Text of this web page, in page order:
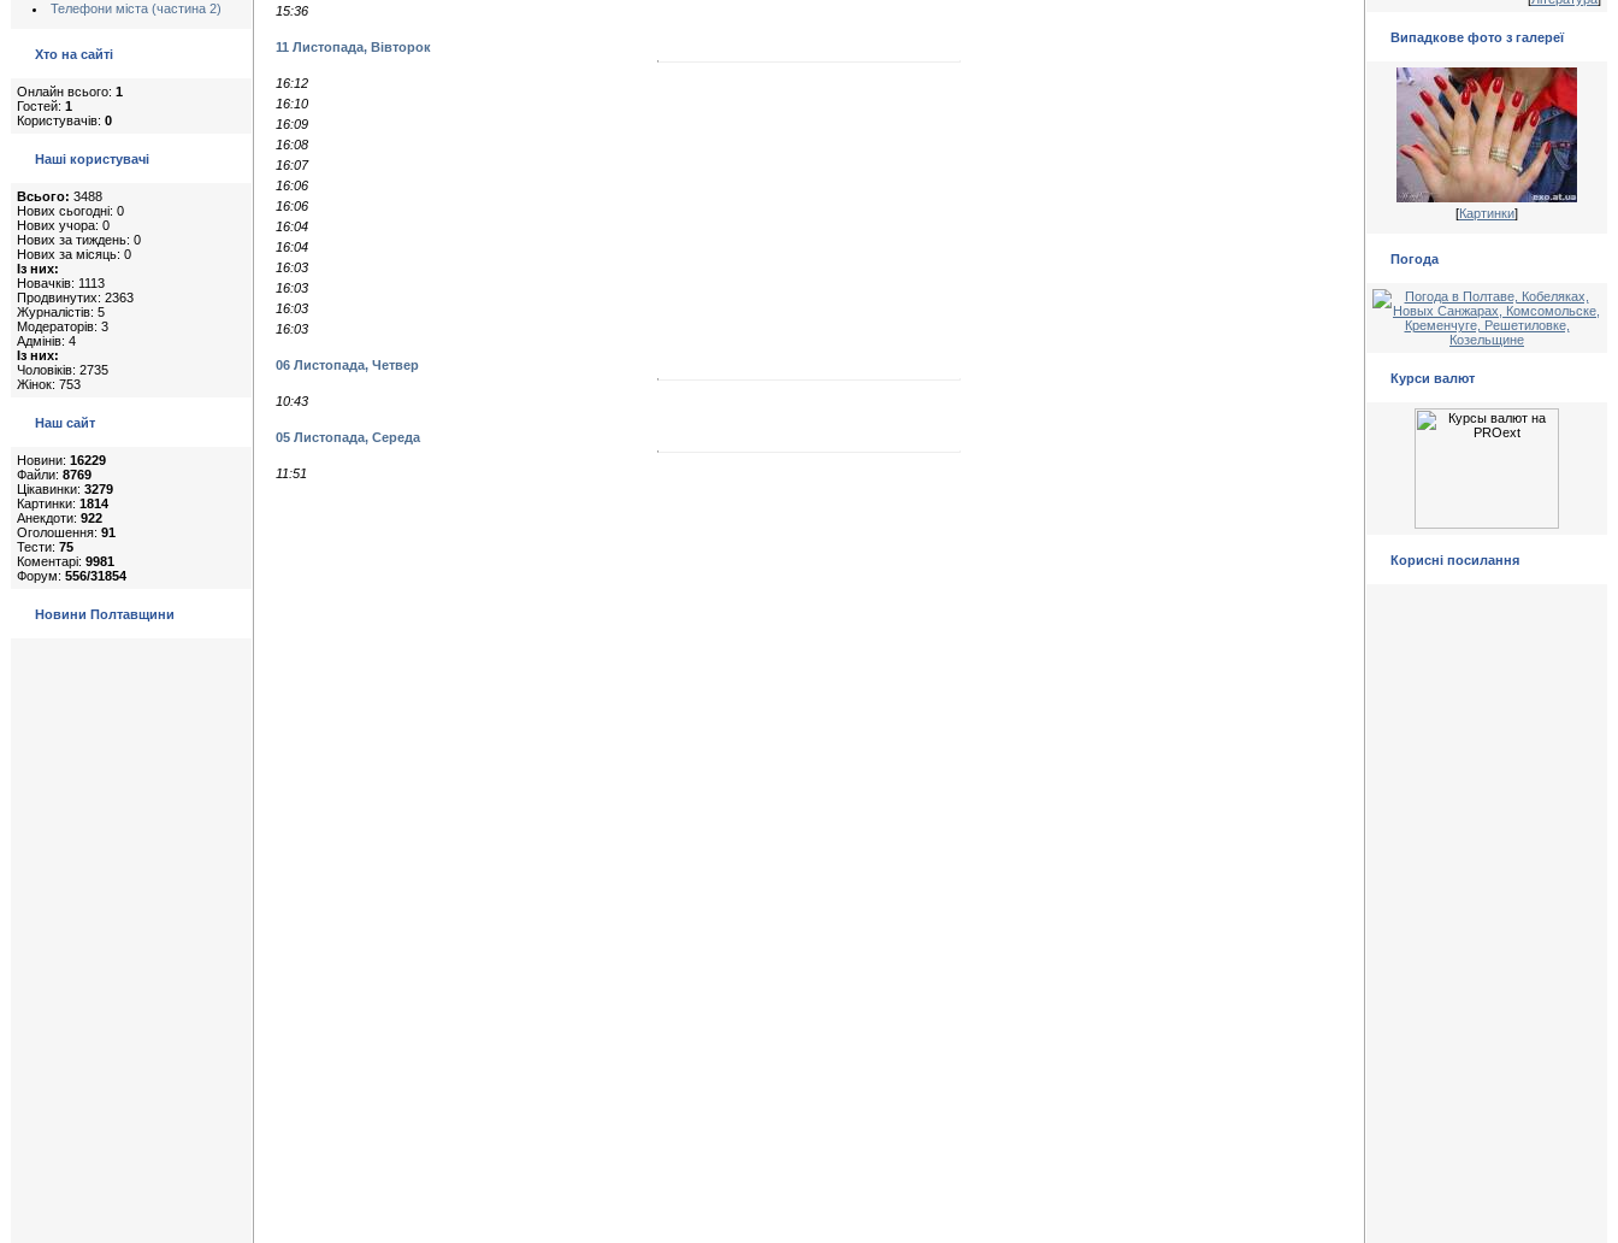
Телефони міста (частина 2)
Хто на сайті
Онлайн всього: 1
Гостей: 1
Користувачів: 0
Наші користувачі
Всього: 3488
Нових сьогодні: 0
Нових учора: 0
Нових за тиждень: 0
Нових за місяць: 0
Із них:
Новачків: 1113
Продвинутих: 2363
Журналістів: 5
Модераторів: 3
Адмінів: 4
Із них:
Чоловіків: 2735
Жінок: 753
Наш сайт
Новини: 16229
Файли: 8769
Цікавинки: 3279
Картинки: 1814
Анекдоти: 922
Оголошення: 91
Тести: 75
Коментарі: 9981
Форум: 556/31854
Новини Полтавщини
15:36
11 Листопада, Вівторок
16:12
16:10
16:09
16:08
16:07
16:06
16:06
16:04
16:04
16:03
16:03
16:03
16:03
06 Листопада, Четвер
10:43
05 Листопада, Середа
11:51
Випадкове фото з галереї
[Картинки]
Погода
Курси валют
Корисні посилання